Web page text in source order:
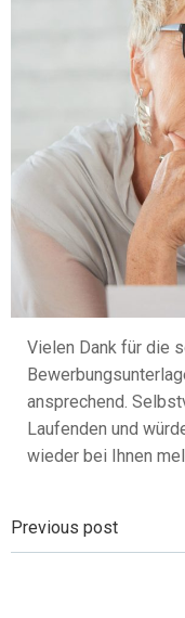
Vielen Dank für die
ansprechend.
Laufenden und
wieder bei Ihnen
Previous post